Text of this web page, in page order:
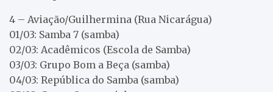
4 – Aviação/Guilhermina (Rua Nicarágua)
01/03: Samba 7 (samba)
02/03: Acadêmicos (Escola de Samba)
03/03: Grupo Bom a Beça (samba)
04/03: República do Samba (samba)